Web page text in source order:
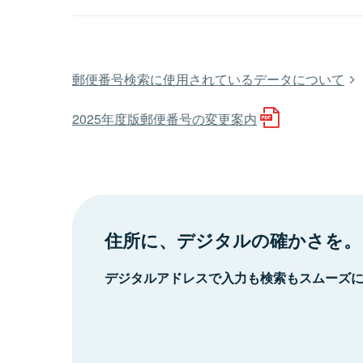
郵便番号検索に使用されているデータについて
2025年度版郵便番号の変更案内
住所に、デジタルの確かさを。
デジタルアドレスで入力も検索もスムーズ